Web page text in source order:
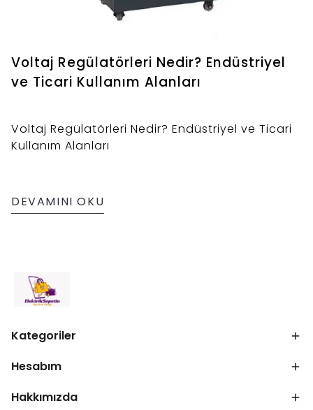
Voltaj Regülatörleri Nedir? Endüstriyel
ve Ticari Kullanım Alanları
Voltaj Regülatörleri Nedir? Endüstriyel ve Ticari
Kullanım Alanları
DEVAMINI OKU
Kategoriler
Hesabım
Hakkımızda